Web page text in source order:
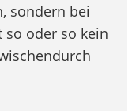
sondern bei
so oder so kein